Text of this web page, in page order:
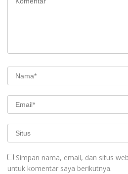
Simpan nama, email, dan situs
untuk komentar saya berikutnya.